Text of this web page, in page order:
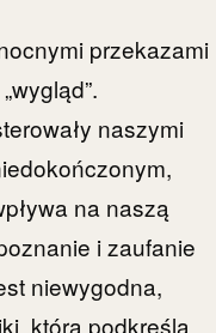
przekazami
naszymi
na naszą
i zaufanie
niewygodna,
która podkreśla